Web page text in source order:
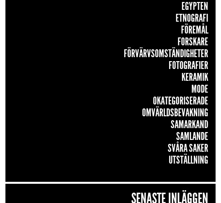
EGYPTEN
ETNOGRAFI
FÖREMÅL
FORSKARE
FÖRVÄRVSOMSTÄNDIGHETER
FOTOGRAFIER
KERAMIK
MODE
OKATEGORISERADE
OMVÄRLDSBEVAKNING
SAMARKAND
SAMLANDE
SVÅRA SAKER
UTSTÄLLNING
SENASTE INLÄGGEN